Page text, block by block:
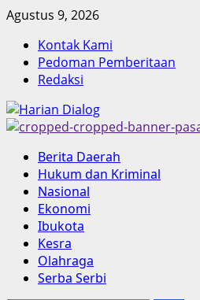
Skip
content
Agustus 9, 2026
Kontak Kami
Pedoman Pemberitaan
Redaksi
Primary
Menu
Berita Daerah
Hukum dan Kriminal
Nasional
Ekonomi
Ibukota
Kesra
Olahraga
Serba Serbi